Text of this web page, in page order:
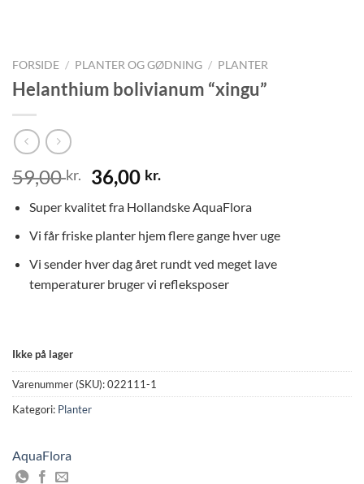
FORSIDE / PLANTER OG GØDNING / PLANTER
Helanthium bolivianum “xingu”
59,00kr.
Den
oprindelige
pris
var:
59,00 kr..
36,00 kr.Den
pris
er:
36,00 kr..
Super kvalitet fra Hollandske AquaFlora
Vi får friske planter hjem flere gange hver uge
Vi sender hver dag året rundt ved meget lave
temperaturer bruger vi refleksposer
Ikke på lager
Varenummer (SKU):022111-1
Kategori: Planter
AquaFlora